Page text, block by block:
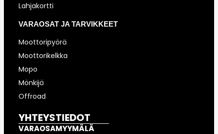
Lahjakortti
VARAOSAT JA TARVIKKEET
Moottoripyörä
Moottorikelkka
Mopo
Mönkijä
Offroad
YHTEYSTIEDOT
VARAOSAMYYMÄLÄ